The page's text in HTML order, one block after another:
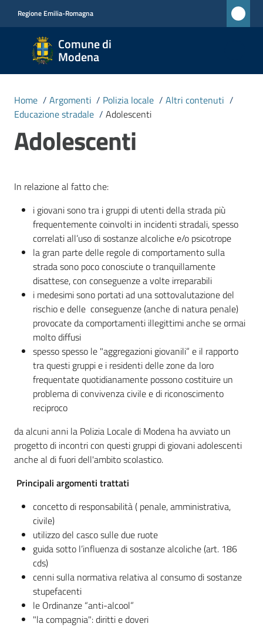
Regione Emilia-Romagna
Comune di
Modena
Comune
di
Modena
CIVICA
MONET
Servizi
Vivere
Modena
Argomenti
Menu selezionato
Seguici
Home / Argomenti / Polizia locale / Altri contenuti /
Educazione stradale / Adolescenti
Adolescenti
In relazione al fatto che:
i giovani sono tra i gruppi di utenti della strada più
frequentemente coinvolti in incidenti stradali, spesso
correlati all’uso di sostanze alcoliche e/o psicotrope
la gran parte delle regole di comportamento sulla
strada sono poco conosciute o tranquillamente
disattese, con conseguenze a volte irreparabili
i medesimi sono portati ad una sottovalutazione del
rischio e delle conseguenze (anche di natura penale)
provocate da comportamenti illegittimi anche se ormai
molto diffusi
spesso spesso le "aggregazioni giovanili” e il rapporto
tra questi gruppi e i residenti delle zone da loro
frequentate quotidianamente possono costituire un
problema di convivenza civile e di riconoscimento
reciproco
da alcuni anni la Polizia Locale di Modena ha avviato un
progetto di incontri con questi gruppi di giovani adolescenti
anche al di fuori dell'ambito scolastico.
Principali argomenti trattati
concetto di responsabilità ( penale, amministrativa,
civile)
utilizzo del casco sulle due ruote
guida sotto l’influenza di sostanze alcoliche (art. 186
cds)
cenni sulla normativa relativa al consumo di sostanze
stupefacenti
le Ordinanze “anti-alcool”
"la compagnia": diritti e doveri